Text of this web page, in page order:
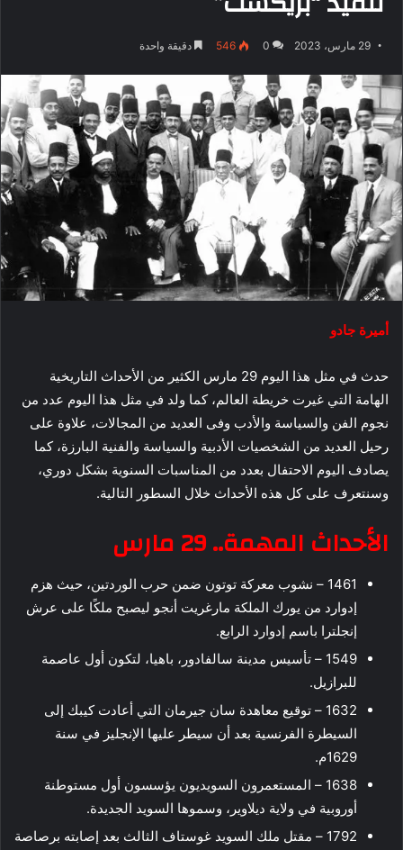
29 مارس، 2023 0
546 دقيقة واحدة
أميرة جادو
حدث في مثل هذا اليوم 29 مارس الكثير من الأحداث التاريخية
الهامة التي غيرت خريطة العالم، كما ولد في مثل هذا اليوم عدد من
نجوم الفن والسياسة والأدب وفى العديد من المجالات، علاوة على
رحيل العديد من الشخصيات الأدبية والسياسة والفنية البارزة، كما
يصادف اليوم الاحتفال بعدد من المناسبات السنوية بشكل دوري،
وسنتعرف على كل هذه الأحداث خلال السطور التالية.
الأحداث المهمة.. 29 مارس
1461 – نشوب معركة توتون ضمن حرب الوردتين، حيث هزم
إدوارد من يورك الملكة مارغريت أنجو ليصبح ملكًا على عرش
إنجلترا باسم إدوارد الرابع.
1549 – تأسيس مدينة سالفادور، باهيا، لتكون أول عاصمة
للبرازيل.
1632 – توقيع معاهدة سان جيرمان التي أعادت كيبك إلى
السيطرة الفرنسية بعد أن سيطر عليها الإنجليز في سنة
1629م.
1638 – المستعمرون السويديون يؤسسون أول مستوطنة
أوروبية في ولاية ديلاوير، وسموها السويد الجديدة.
1792 – مقتل ملك السويد غوستاف الثالث بعد إصابته برصاصة